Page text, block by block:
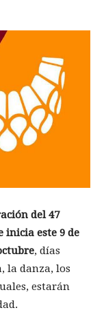
del 47
inicia este 9 de
, días
la danza, los
estarán